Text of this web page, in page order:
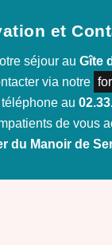
et
séjour au Gîte
via notre
au
de vous
du Manoir de